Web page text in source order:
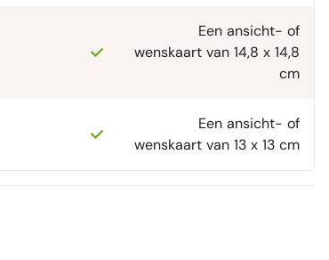
Een ansicht- of
wenskaart van 14,8 x 14,8
cm
Een ansicht- of
wenskaart van 13 x 13 cm